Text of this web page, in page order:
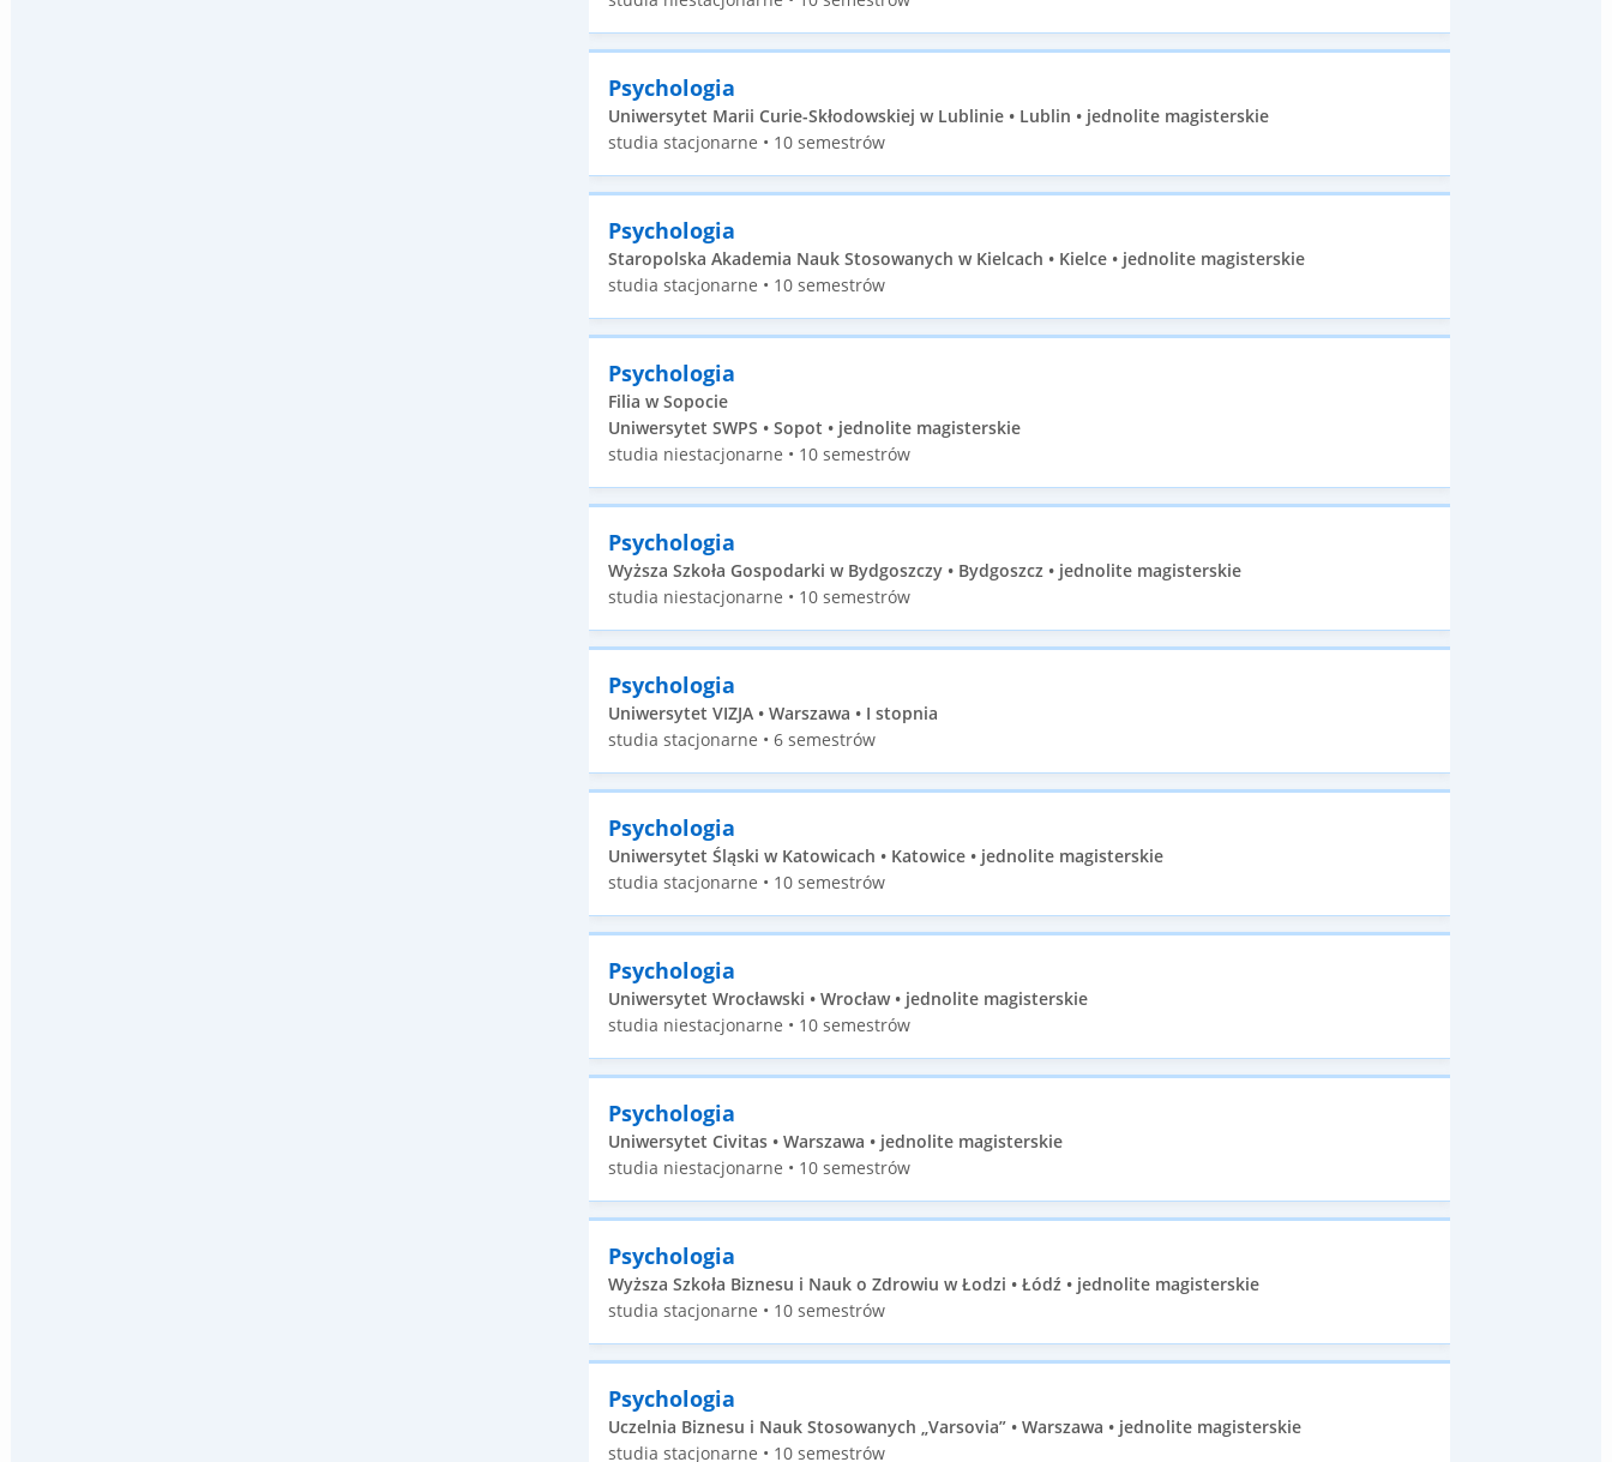
Psychologia
Uniwersytet Marii Curie-Skłodowskiej w Lublinie • Lublin • jednolite magisterskie
studia stacjonarne • 10 semestrów
Psychologia
Staropolska Akademia Nauk Stosowanych w Kielcach • Kielce • jednolite magisterskie
studia stacjonarne • 10 semestrów
Psychologia
Filia w Sopocie
Uniwersytet SWPS • Sopot • jednolite magisterskie
studia niestacjonarne • 10 semestrów
Psychologia
Wyższa Szkoła Gospodarki w Bydgoszczy • Bydgoszcz • jednolite magisterskie
studia niestacjonarne • 10 semestrów
Psychologia
Uniwersytet VIZJA • Warszawa • I stopnia
studia stacjonarne • 6 semestrów
Psychologia
Uniwersytet Śląski w Katowicach • Katowice • jednolite magisterskie
studia stacjonarne • 10 semestrów
Psychologia
Uniwersytet Wrocławski • Wrocław • jednolite magisterskie
studia niestacjonarne • 10 semestrów
Psychologia
Uniwersytet Civitas • Warszawa • jednolite magisterskie
studia niestacjonarne • 10 semestrów
Psychologia
Wyższa Szkoła Biznesu i Nauk o Zdrowiu w Łodzi • Łódź • jednolite magisterskie
studia stacjonarne • 10 semestrów
Psychologia
Uczelnia Biznesu i Nauk Stosowanych „Varsovia” • Warszawa • jednolite magisterskie
studia stacjonarne • 10 semestrów